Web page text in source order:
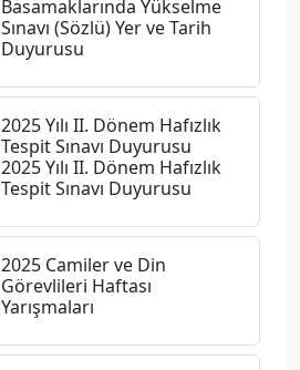
Basamaklarında Yükselme
Sınavı (Sözlü) Yer ve Tarih
Duyurusu
2025 Yılı II. Dönem Hafızlık
Tespit Sınavı Duyurusu ​
2025 Yılı II. Dönem Hafızlık
Tespit Sınavı Duyurusu
2025 Camiler ve Din
Görevlileri Haftası
Yarışmaları